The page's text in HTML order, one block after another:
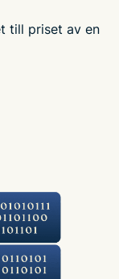
till priset av en